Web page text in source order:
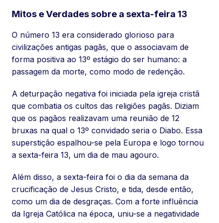
Mitos e Verdades sobre a sexta-feira 13
O número 13 era considerado glorioso para
civilizações antigas pagãs, que o associavam de
forma positiva ao 13º estágio do ser humano: a
passagem da morte, como modo de redenção.
A deturpação negativa foi iniciada pela igreja cristã
que combatia os cultos das religiões pagãs. Diziam
que os pagãos realizavam uma reunião de 12
bruxas na qual o 13º convidado seria o Diabo. Essa
superstição espalhou-se pela Europa e logo tornou
a sexta-feira 13, um dia de mau agouro.
Além disso, a sexta-feira foi o dia da semana da
crucificação de Jesus Cristo, e tida, desde então,
como um dia de desgraças. Com a forte influência
da Igreja Católica na época, uniu-se a negatividade